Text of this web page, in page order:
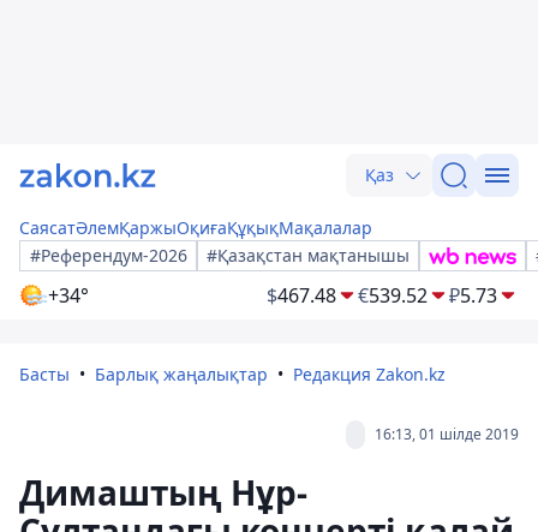
Қаз
СаясатӘлемҚаржыОқиғаҚұқықМақалалар
#Референдум-2026
#Қазақстан мақтанышы
+34° $467.48 €539.52 ₽5.73
Басты Барлық жаңалықтар Редакция Zakon.kz
16:13, 01 шілде 2019
Димаштың Нұр-